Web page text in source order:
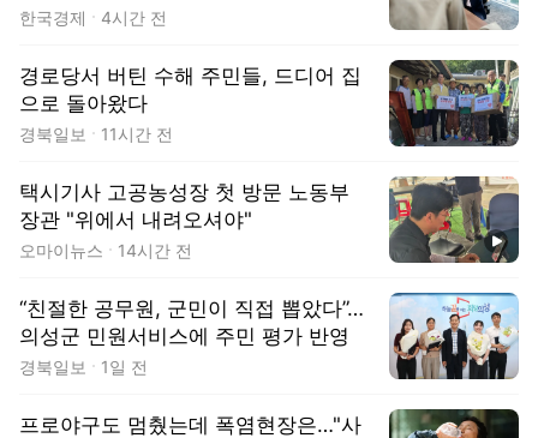
트]
한국경제 4시간 전
경로당서 버틴 수해 주민들, 드디어 집
으로 돌아왔다
경북일보 11시간 전
택시기사 고공농성장 첫 방문 노동부
장관 "위에서 내려오셔야"
오마이뉴스 14시간 전
“친절한 공무원, 군민이 직접 뽑았다”…
의성군 민원서비스에 주민 평가 반영
경북일보 1일 전
프로야구도 멈췄는데 폭염현장은…"사